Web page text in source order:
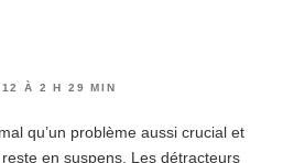
À 2 H 29 MIN
qu’un problème aussi crucial et
en suspens. Les détracteurs